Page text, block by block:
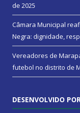
de 2025
Câmara Municipal
Negra: dignidade,
Vereadores de
futebol no distrito de
DESENVOLVIDO